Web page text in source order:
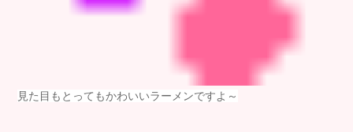
見た目もとってもかわいいラーメンですよ～